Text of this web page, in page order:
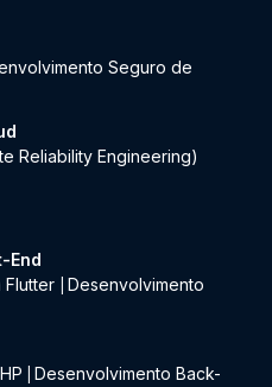
Seguro de
Reliability Engineering)
End
Flutter
Desenvolvimento
Desenvolvimento Back-